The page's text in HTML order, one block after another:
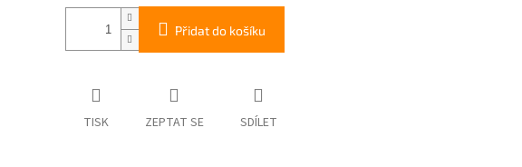
Přidat do košíku
TISK ZEPTAT SE SDÍLET